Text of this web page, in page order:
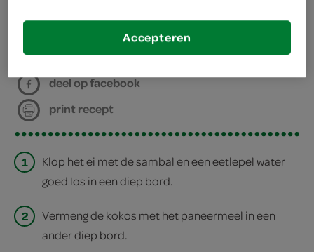
bereiden
deel op twitter
deel op facebook
print recept
1
Klop het ei met de sambal en een eetlepel water
goed los in een diep bord.
2
Vermeng de kokos met het paneermeel in een
ander diep bord.
Accepteren